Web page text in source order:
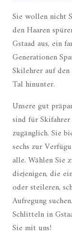
Sie wollen nicht
den Haaren
Gstaad aus, ein
Generationen
Skilehrer auf
Tal hinunter.
Unsere gut
sind für
zugänglich. Sie
sechs zur
alle. Wählen Sie
diejenigen, die
oder steileren,
Aufregung
Schlitteln in
Sie mit uns!